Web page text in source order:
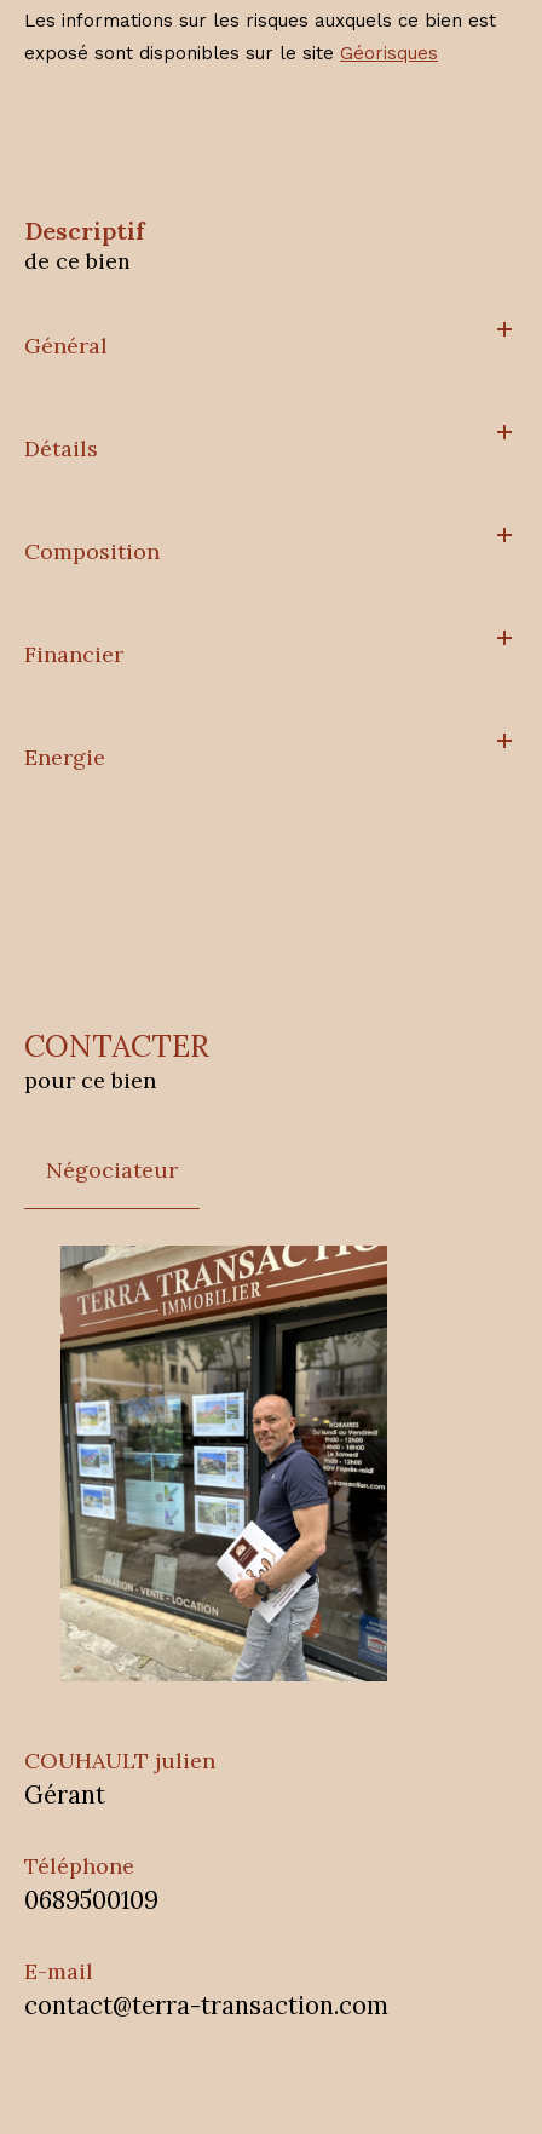
Les informations sur les risques auxquels ce bien est
exposé sont disponibles sur le site Géorisques
descriptif
de ce bien
Général
Détails
Composition
Financier
Energie
CONTACTER
pour ce bien
Négociateur
COUHAULT julien
Gérant
Téléphone
0689500109
E-mail
contact@terra-transaction.com